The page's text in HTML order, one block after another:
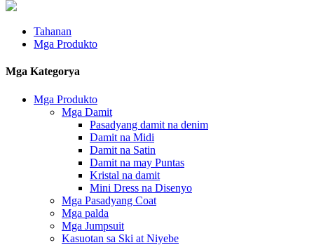
Tahanan
Mga Produkto
Mga Kategorya
Mga Produkto
Mga Damit
Pasadyang damit na denim
Damit na Midi
Damit na Satin
Damit na may Puntas
Kristal na damit
Mini Dress na Disenyo
Mga Pasadyang Coat
Mga palda
Mga Jumpsuit
Kasuotan sa Ski at Niyebe